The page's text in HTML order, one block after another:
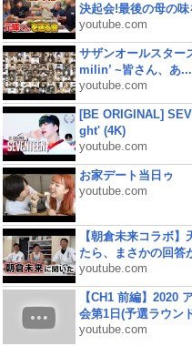
決起会!最後の母の味
youtube.com
サザンオールスター
milin’ ~皆さん、あ...
youtube.com
[BE ORIGINAL]
ght' (4K)
youtube.com
お家デート当日ゥ
youtube.com
【朝倉未来コラボ
たら、まさかの回答
youtube.com
【CH1 前編】2020
会第1日(予選ラウン
youtube.com